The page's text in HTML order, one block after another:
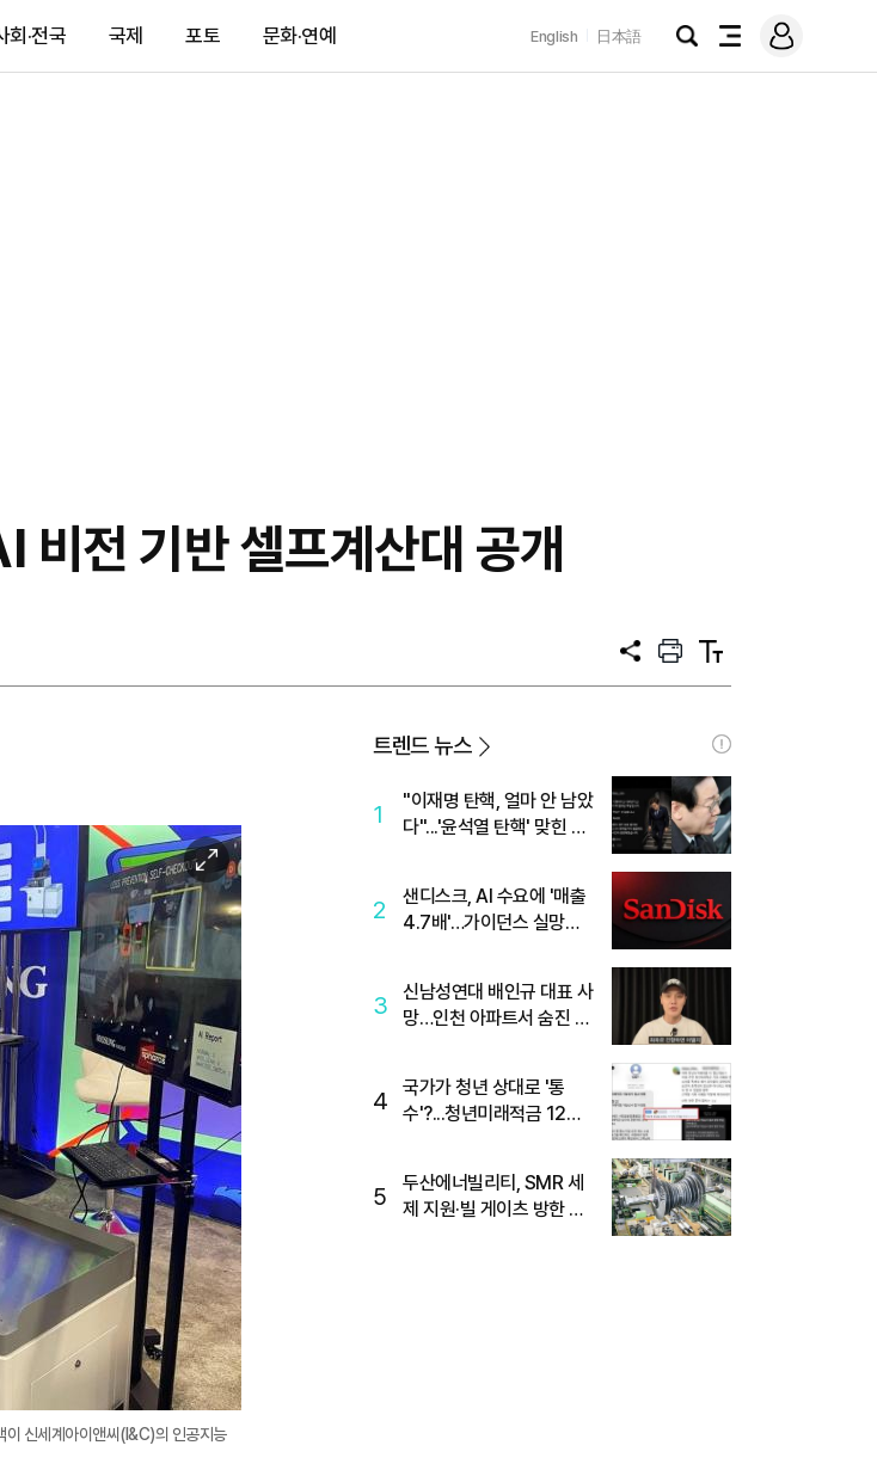
회·전국 국제 포토 문화·연예 English 日本語
검
전
메
그
전 기반 셀프계산대 공개
공
프
트
텍
트
이
미
지
확
신세계아이앤씨(I&C)의 인공지능
트렌드 뉴스
1
"이재명 탄핵, 얼마 안 남았
다"...'윤석열 탄핵' 맞힌 무
2
샌디스크, AI 수요에 '매출
4.7배'…가이던스 실망에
3
신남성연대 배인규 대표 사
망…인천 아파트서 숨진 채
4
국가가 청년 상대로 '통
수'?...청년미래적금 12%
5
두산에너빌리티, SMR 세
제 지원·빌 게이츠 방한 기